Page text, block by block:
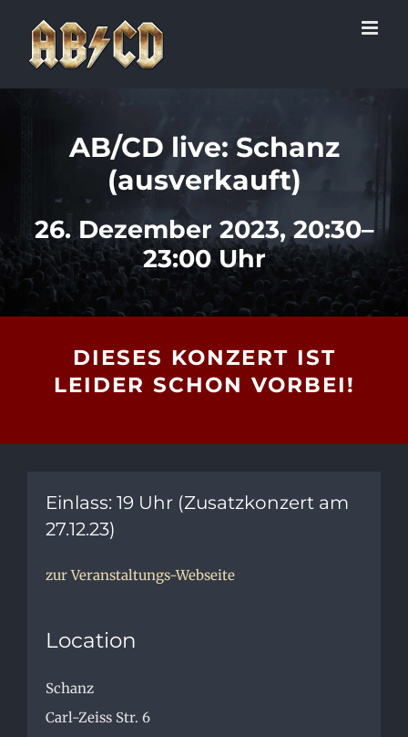
Inhalt
springen
AB/CD live: Schanz
(ausverkauft)
26. Dezember 2023, 20:30–
23:00 Uhr
DIESES KONZERT IST
LEIDER SCHON VORBEI!
Einlass: 19 Uhr (Zusatzkonzert am
27.12.23)
zur Veranstaltungs-Webseite
Location
Schanz
Carl-Zeiss Str. 6